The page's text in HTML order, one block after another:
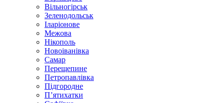
Вільногірськ
Зеленодольськ
Іларіонове
Межова
Нікополь
Новоіванівка
Самар
Перещепине
Петропавлівка
Підгородне
П’ятихатки